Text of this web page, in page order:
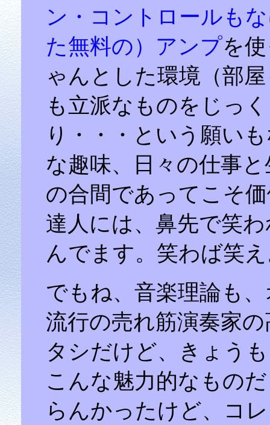
ン・コントロールも
た無料の）アンプを
ゃんとした環境（部
も立派なものをじっ
り・・・という願い
な趣味、日々の仕事
の合間であってこそ
達人には、鼻先で笑
んでます。笑わば笑
でもね、音楽理論も
流行の売れ筋演奏家
タシだけど、きょう
こんな魅力的なもの
らんかったけど、コ